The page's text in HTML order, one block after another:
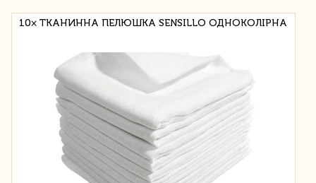
10× ТКАНИННА ПЕЛЮШКА SENSILLO ОДНОКОЛІРНА